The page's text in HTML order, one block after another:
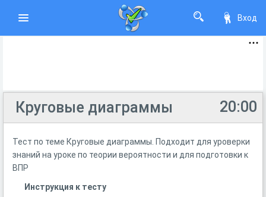
Вход
20:00
Круговые диаграммы
Тест по теме Круговые диаграммы. Подходит для уроверки
знаний на уроке по теории вероятности и для подготовки к
ВПР
Инструкция к тесту